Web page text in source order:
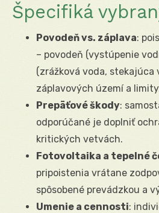
Špecifiká
Povodeň vs. záplava:
– povodeň (vystúpenie
(zrážková voda, stekajúca
záplavových území a
Prepäťové škody:
odporúčané je doplniť
kritických vetvách.
Fotovoltaika a tepelné
pripoistenia vrátane
spôsobené prevádzkou a
Umenie a cennosti: